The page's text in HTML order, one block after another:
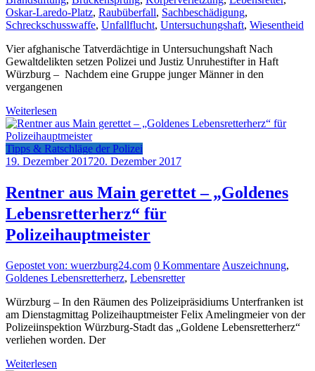
Oskar-Laredo-Platz, Raubüberfall, Sachbeschädigung,
Schreckschusswaffe, Unfallflucht, Untersuchungshaft, Wiesentheid
Vier afghanische Tatverdächtige in Untersuchungshaft Nach
Gewaltdelikten setzen Polizei und Justiz Unruhestifter in Haft
Würzburg – Nachdem eine Gruppe junger Männer in den
vergangenen
Weiterlesen
Tipps & Ratschläge der Polizei
19. Dezember 201720. Dezember 2017
Rentner aus Main gerettet – „Goldenes
Lebensretterherz“ für
Polizeihauptmeister
Gepostet von: wuerzburg24.com 0 Kommentare Auszeichnung,
Goldenes Lebensretterherz, Lebensretter
Würzburg – In den Räumen des Polizeipräsidiums Unterfranken ist
am Dienstagmittag Polizeihauptmeister Felix Amelingmeier von der
Polizeiinspektion Würzburg-Stadt das „Goldene Lebensretterherz“
verliehen worden. Der
Weiterlesen